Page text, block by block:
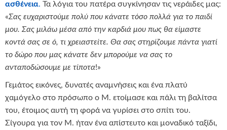
ασθένεια. Τα λόγια του πατέρα συγκίνησαν τις νεράιδες μας:
«Σας ευχαριστούμε πολύ που κάνατε τόσο πολλά για το παιδί
μου. Σας μιλάω μέσα από την καρδιά μου πως θα είμαστε
κοντά σας σε ό, τι χρειαστείτε. Θα σας στηρίζουμε πάντα γιατί
το δώρο που μας κάνατε δεν μπορούμε να σας το
ανταποδώσουμε με τίποτα!»
Γεμάτος εικόνες, δυνατές αναμνήσεις και ένα πλατύ
χαμόγελο στο πρόσωπο ο Μ. ετοίμασε και πάλι τη βαλίτσα
του, έτοιμος αυτή τη φορά να γυρίσει στο σπίτι του.
Σίγουρα για τον Μ. ήταν ένα απίστευτο και μοναδικό ταξίδι,